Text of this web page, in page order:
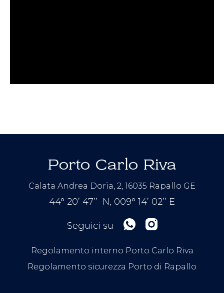
Porto Carlo Riva
Calata Andrea Doria, 2, 16035 Rapallo GE
44° 20’ 47’’ N, 009° 14’ 02’’ E
Seguici su
Regolamento interno Porto Carlo Riva
Regolamento sicurezza Porto di Rapallo